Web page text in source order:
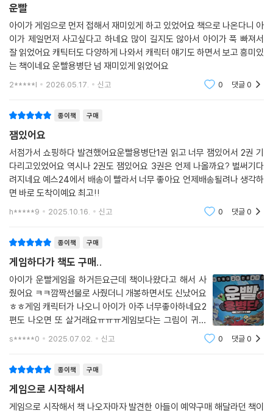
운빨
아이가 게임으로 먼저 접해서 재미있게 하고 있었어요 책으로 나온다니 아
이가 제일먼저 사고싶다고 하네요 많이 길지도 않아서 아이가 푹 빠져서
잘 읽었어요 캐틱터도 다양하게 나와서 캐릭터 얘기도 하면서 보고 흥미있
는 책이네요 운빨용병단 넘 재미있게 읽었어요
2*****l 2026.05.17. 신고 0 댓글0
종이책 구매
잼있어요
서점가서 쇼핑하다 발견했어요운빨용병단1권 읽고 너무 잼있어서 2권 기
다리고있었어요 역시나 2권도 잼있어요 3권은 언제 나올까요? 벌써기다
려지네요 예스24에서 배송이 빨라서 너무 좋아요 언제배송될려나 생각하
면 바로 도착이예요 최고!!
h*****9 2025.10.16. 신고 0 댓글0
종이책 구매
게임하다가 책도 구매..
아이가 운빨게임을 하거든요근데 책이나왔다고 해서 사
줬어요 ㅋㅋ깜짝선물로 사줬더니 개봉하면서도 신났어요
ㅎㅎ게임 캐릭터가 나오니 아이가 아주 너무좋아하네요2
편도 나오면 또 살거래요ㅠㅠㅠ게임보다는 그림이 귀여
s*****0 2025.07.02. 신고 0 댓글0
종이책 구매
게임으로 시작해서
게임으로 시작해서 책 나오자마자 발견한 아들이 예약구매 해달라던 책이